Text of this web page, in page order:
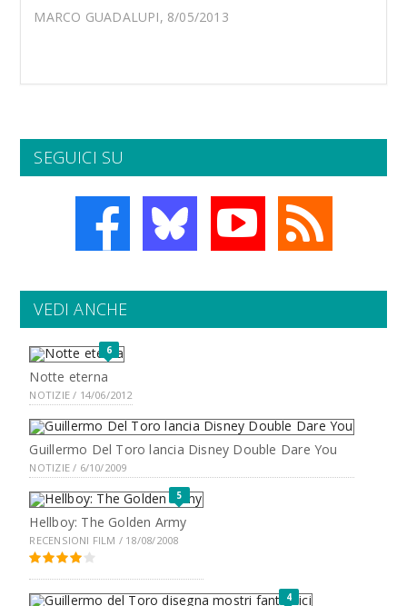
MARCO GUADALUPI, 8/05/2013
SEGUICI SU
VEDI ANCHE
6
Notte eterna
NOTIZIE / 14/06/2012
Guillermo Del Toro lancia Disney Double Dare You
NOTIZIE / 6/10/2009
5
Hellboy: The Golden Army
RECENSIONI FILM / 18/08/2008
4